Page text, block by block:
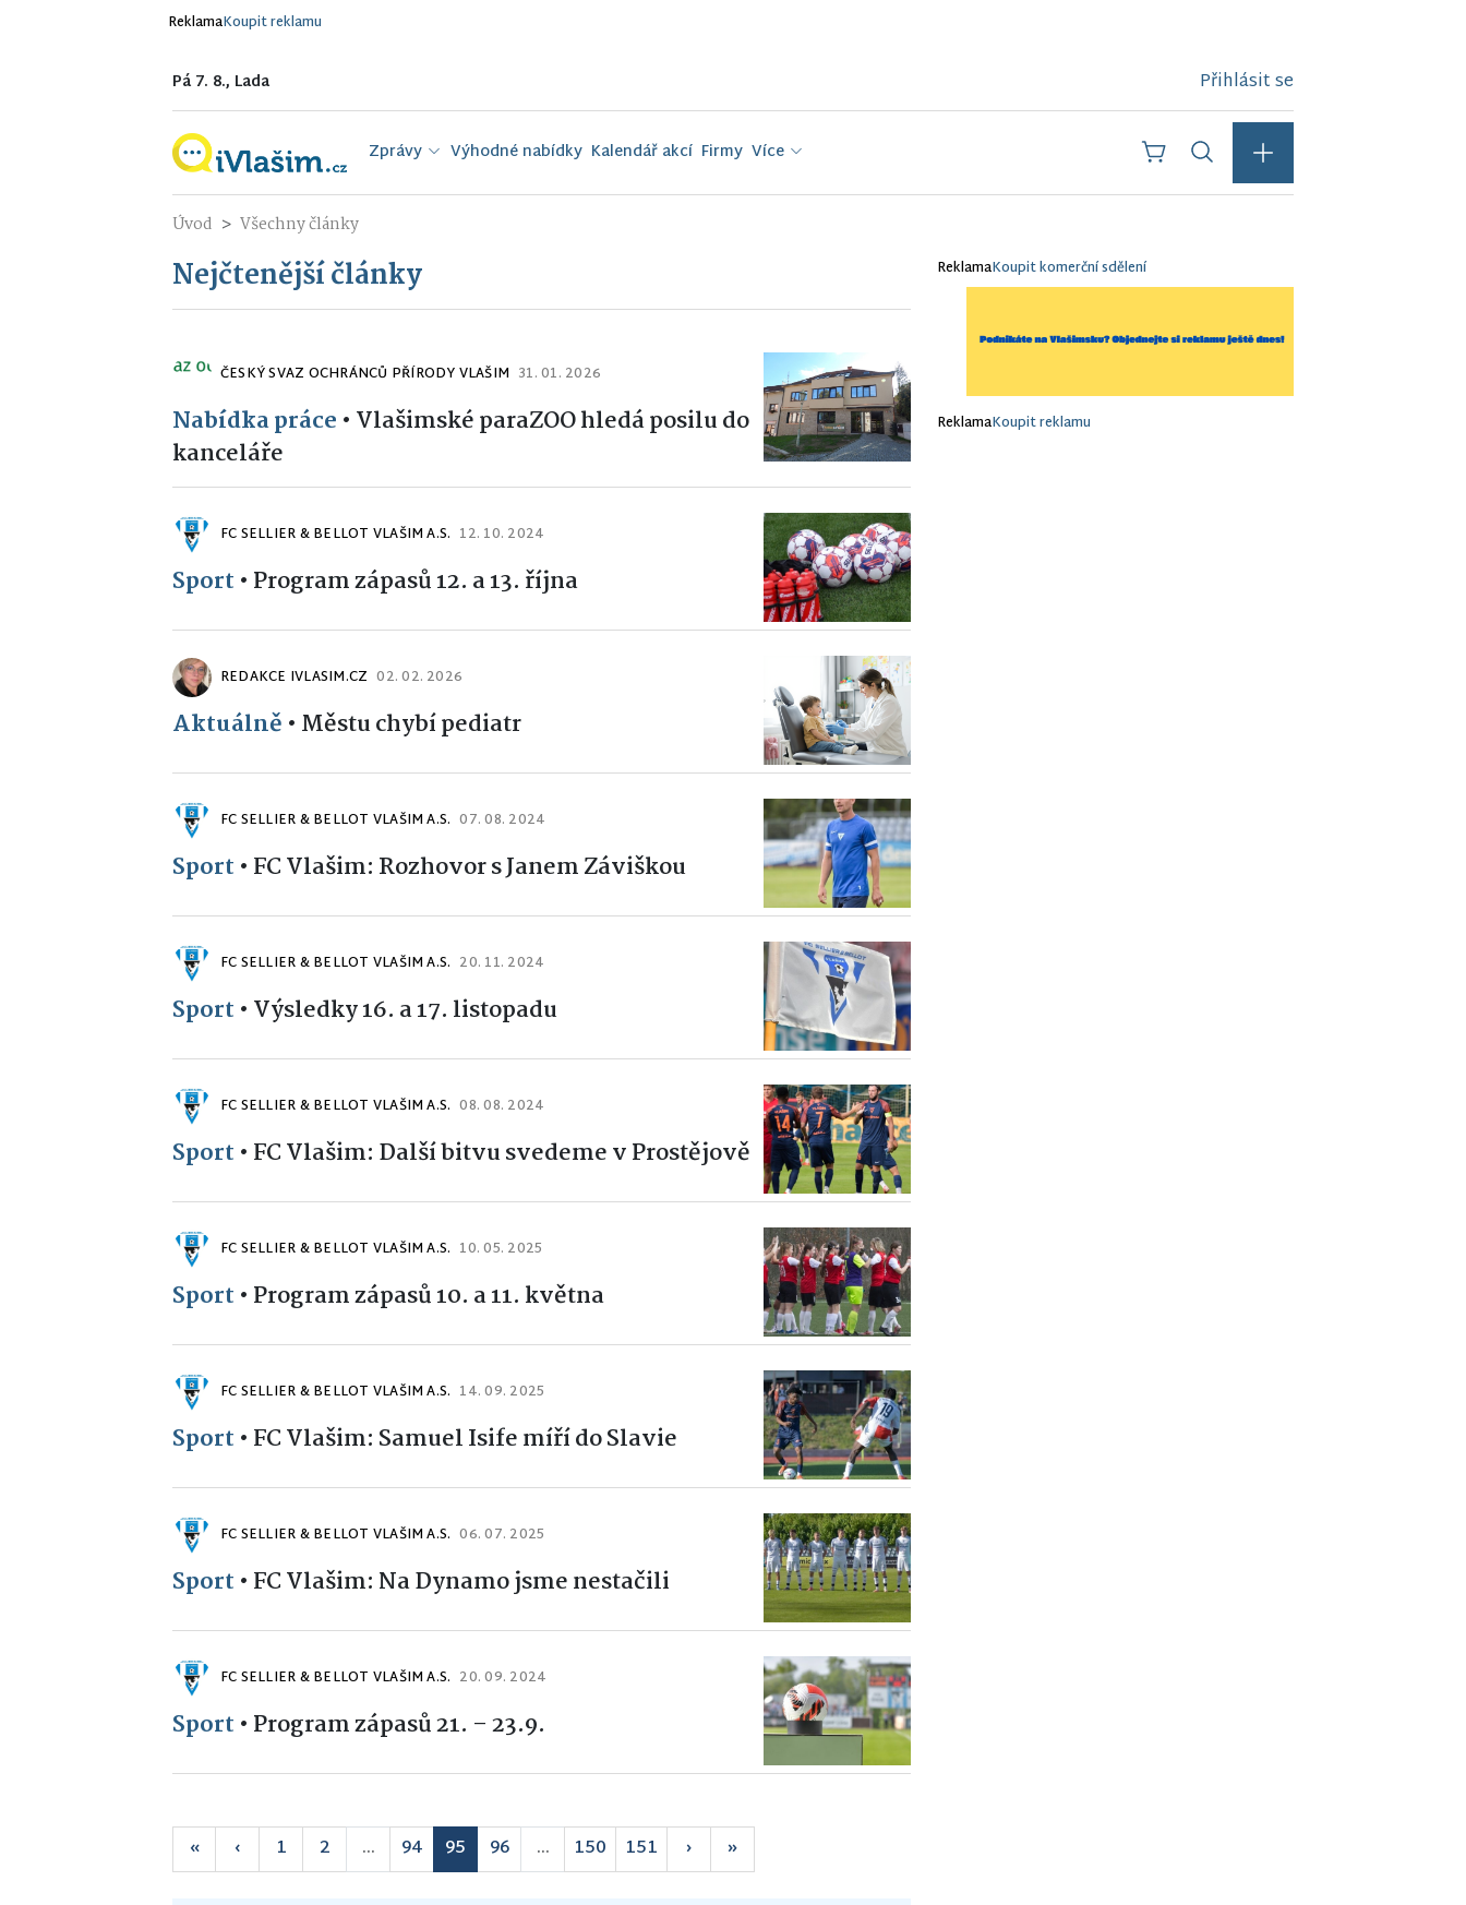
ReklamaKoupit reklamu
Pá 7. 8., Lada Přihlásit se
Zprávy Výhodné nabídky Kalendář akcí Firmy Více
Úvod Všechny články
Nejčtenější články
ČESKÝ SVAZ OCHRÁNCŮ PŘÍRODY VLAŠIM 31. 01. 2026
Nabídka práce • Vlašimské paraZOO hledá posilu do
kanceláře
FC SELLIER & BELLOT VLAŠIM A.S. 12. 10. 2024
Sport • Program zápasů 12. a 13. října
REDAKCE IVLASIM.CZ 02. 02. 2026
Aktuálně • Městu chybí pediatr
FC SELLIER & BELLOT VLAŠIM A.S. 07. 08. 2024
Sport • FC Vlašim: Rozhovor s Janem Záviškou
FC SELLIER & BELLOT VLAŠIM A.S. 20. 11. 2024
Sport • Výsledky 16. a 17. listopadu
FC SELLIER & BELLOT VLAŠIM A.S. 08. 08. 2024
Sport • FC Vlašim: Další bitvu svedeme v Prostějově
FC SELLIER & BELLOT VLAŠIM A.S. 10. 05. 2025
Sport • Program zápasů 10. a 11. května
FC SELLIER & BELLOT VLAŠIM A.S. 14. 09. 2025
Sport • FC Vlašim: Samuel Isife míří do Slavie
FC SELLIER & BELLOT VLAŠIM A.S. 06. 07. 2025
Sport • FC Vlašim: Na Dynamo jsme nestačili
FC SELLIER & BELLOT VLAŠIM A.S. 20. 09. 2024
Sport • Program zápasů 21. – 23.9.
« ‹ 1 2 ... 94 95 96 ... 150 151 › »
ReklamaKoupit komerční sdělení
ReklamaKoupit reklamu